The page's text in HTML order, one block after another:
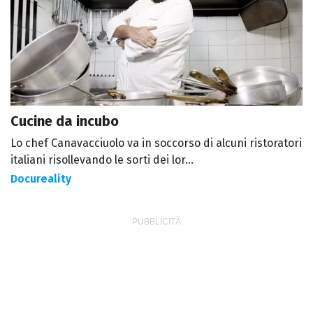
Cucine da incubo
Lo chef Canavacciuolo va in soccorso di alcuni ristoratori
italiani risollevando le sorti dei lor...
Docureality